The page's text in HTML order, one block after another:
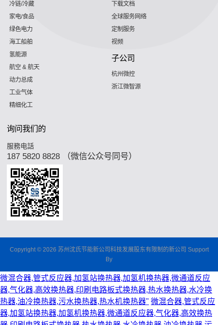
冷链/冷藏
家电/食品
绿色电力
海工船舶
氢能源
航空 & 航天
动力总成
工业气体
精细化工
下载文档
全球服务网络
定制服务
视频
子公司
杭州微控
浙江微智源
询问我们的
服務电話
187 5820 8828 （微信公众号同号）
Copyright © 2026 苏州沈氏节能新公司科技发展股东有限制的新公司 Support
By
微混合器,管式反应器,加氢站换热器,加氢机换热器,微通道反应
器,气化器,高效换热器,印刷电路板式换热器,热水换热器,水冷换
热器,油冷换热器,污水换热器,热水机换热器" 微混合器,管式反应
器,加氢站换热器,加氢机换热器,微通道反应器,气化器,高效换热